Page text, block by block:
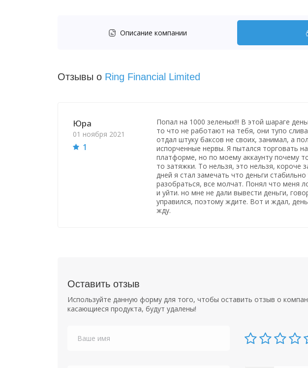
Описание компании
Отзывы о Ring Financial Limited
Юра
01 ноября 2021
1
Попал на 1000 зеленых!!! В этой шараге
то что не работают на тебя, они тупо
отдал штуку баксов не своих, занимал, а
испорченные нервы. Я пытался торговать
платформе, но по моему аккаунту почему
то затяжки. То нельзя, это нельзя, короче
дней я стал замечать что деньги
разобраться, все молчат. Понял что меня
и уйти. но мне не дали вывести деньги,
управился, поэтому ждите. Вот и ждал,
жду.
Оставить отзыв
Используйте данную форму для того, чтобы оставить отзыв о
касающиеся продукта, будут удалены!